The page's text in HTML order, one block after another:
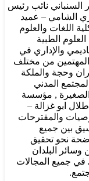
نائب رئيس
الشامي – عميد
اللغات والعلوم
الطبية
والإداري في
والمهتمين من مختلف
وحجة والملكة
المدني
الصغيرة , مؤسسة
ابو غزالة –
والمقترحات
بين جميع
نحو تحقيق
وسائر البلدان
في جميع المجالات